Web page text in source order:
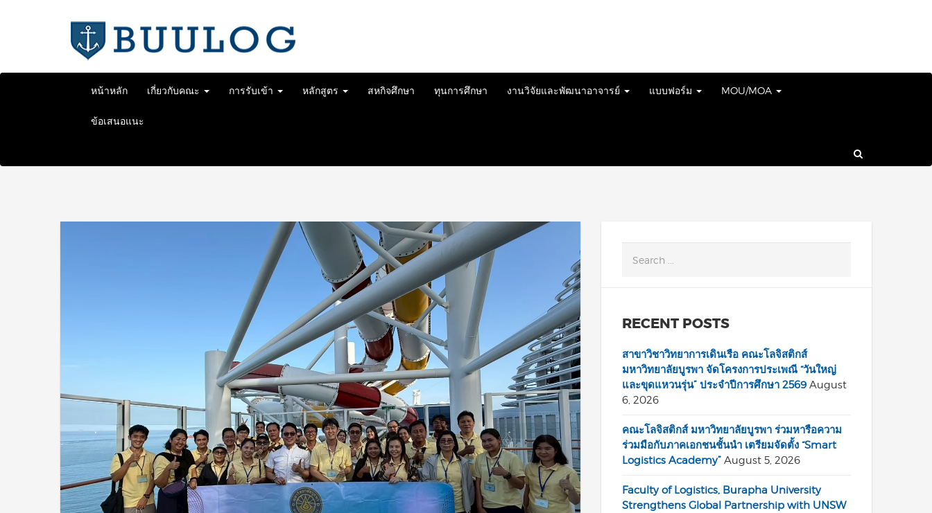
หน้าหลัก เกี่ยวกับคณะ การรับเข้า หลักสูตร สหกิจศึกษา ทุนการศึกษา งานวิจัยและพัฒนาอาจารย์ แบบฟอร์ม MOU/MOA
ข้อเสนอแนะ
RECENT POSTS
สาขาวิชาวิทยาการเดินเรือ คณะโลจิสติกส์
มหาวิทยาลัยบูรพา จัดโครงการประเพณี “วันใหญ่
และขุดแหวนรุ่น” ประจำปีการศึกษา 2569 August
6, 2026
คณะโลจิสติกส์ มหาวิทยาลัยบูรพา ร่วมหารือความ
ร่วมมือกับภาคเอกชนชั้นนำ เตรียมจัดตั้ง “Smart
Logistics Academy” August 5, 2026
Faculty of Logistics, Burapha University
Strengthens Global Partnership with UNSW